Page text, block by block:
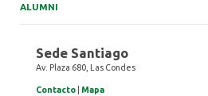
ALUMNI
Sede Santiago
Av. Plaza 680, Las Condes
Contacto Mapa